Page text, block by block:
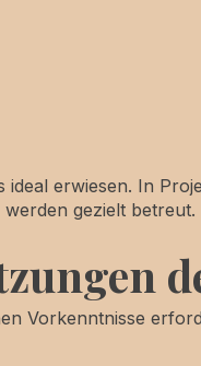
erwiesen. In
gezielt betreut.
Vorkenntnisse